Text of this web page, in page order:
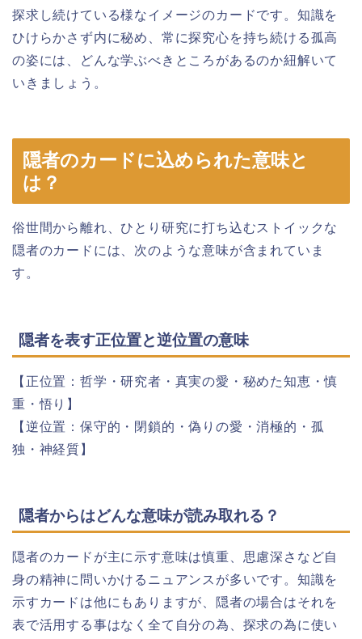
探求し続けている様なイメージのカードです。知識を
ひけらかさず内に秘め、常に探究心を持ち続ける孤高
の姿には、どんな学ぶべきところがあるのか紐解いて
いきましょう。
隠者のカードに込められた意味と
は？
俗世間から離れ、ひとり研究に打ち込むストイックな
隠者のカードには、次のような意味が含まれていま
す。
隠者を表す正位置と逆位置の意味
【正位置：哲学・研究者・真実の愛・秘めた知恵・慎
重・悟り】
【逆位置：保守的・閉鎖的・偽りの愛・消極的・孤
独・神経質】
隠者からはどんな意味が読み取れる？
隠者のカードが主に示す意味は慎重、思慮深さなど自
身の精神に問いかけるニュアンスが多いです。知識を
示すカードは他にもありますが、隠者の場合はそれを
表で活用する事はなく全て自分の為、探求の為に使い